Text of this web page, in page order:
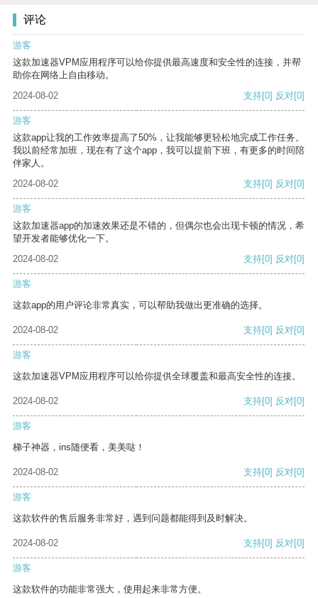
评论
游客
这款加速器VPM应用程序可以给你提供最高速度和安全性的连接，并帮
助你在网络上自由移动。
2024-08-02
支持[0] 反对[0]
游客
这款app让我的工作效率提高了50%，让我能够更轻松地完成工作任务。
我以前经常加班，现在有了这个app，我可以提前下班，有更多的时间陪
伴家人。
2024-08-02
支持[0] 反对[0]
游客
这款加速器app的加速效果还是不错的，但偶尔也会出现卡顿的情况，希
望开发者能够优化一下。
2024-08-02
支持[0] 反对[0]
游客
这款app的用户评论非常真实，可以帮助我做出更准确的选择。
2024-08-02 支持[0] 反对[0]
游客
这款加速器VPM应用程序可以给你提供全球覆盖和最高安全性的连接。
2024-08-02 支持[0] 反对[0]
游客
梯子神器，ins随便看，美美哒！
2024-08-02 支持[0] 反对[0]
游客
这款软件的售后服务非常好，遇到问题都能得到及时解决。
2024-08-02 支持[0] 反对[0]
游客
这款软件的功能非常强大，使用起来非常方便。